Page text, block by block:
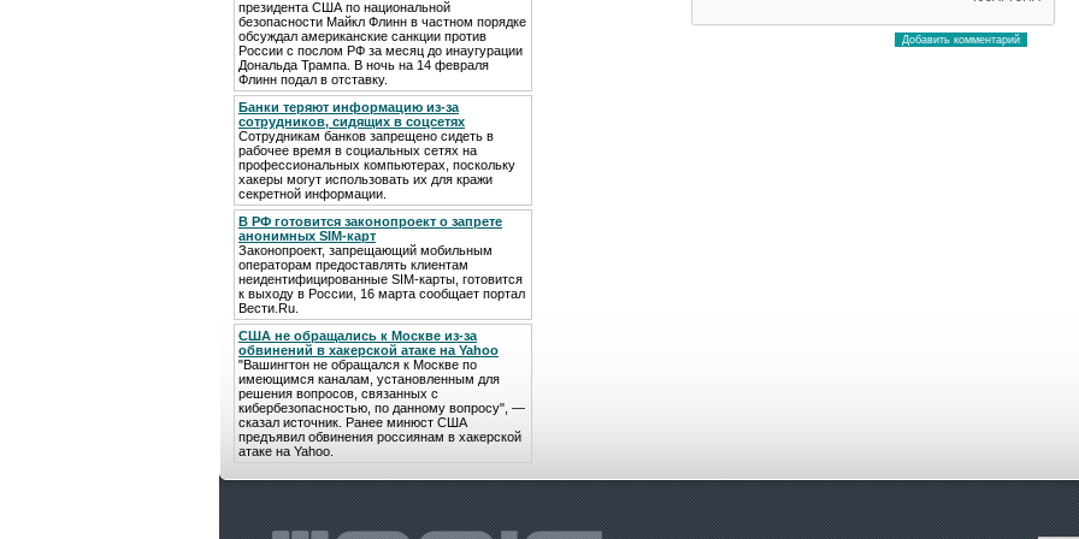
президента США по национальной
безопасности Майкл Флинн в частном порядке
обсуждал американские санкции против
России с послом РФ за месяц до инаугурации
Дональда Трампа. В ночь на 14 февраля
Флинн подал в отставку.
Банки теряют информацию из-за
сотрудников, сидящих в соцсетях
Сотрудникам банков запрещено сидеть в
рабочее время в социальных сетях на
профессиональных компьютерах, поскольку
хакеры могут использовать их для кражи
секретной информации.
В РФ готовится законопроект о запрете
анонимных SIM-карт
Законопроект, запрещающий мобильным
операторам предоставлять клиентам
неидентифицированные SIM-карты, готовится
к выходу в России, 16 марта сообщает портал
Вести.Ru.
США не обращались к Москве из-за
обвинений в хакерской атаке на Yahoo
"Вашингтон не обращался к Москве по
имеющимся каналам, установленным для
решения вопросов, связанных с
кибербезопасностью, по данному вопросу", —
сказал источник. Ранее минюст США
предъявил обвинения россиянам в хакерской
атаке на Yahoo.